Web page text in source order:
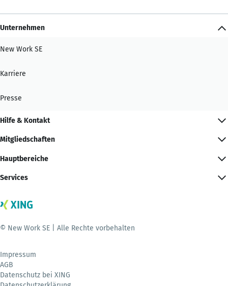
Unternehmen
New Work SE
Karriere
Presse
Hilfe & Kontakt
Mitgliedschaften
Hauptbereiche
Services
© New Work SE | Alle Rechte vorbehalten
Impressum
AGB
Datenschutz bei XING